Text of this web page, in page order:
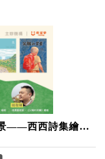
——西西詩集繪本